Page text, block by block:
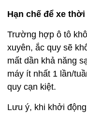
Hạn chế để xe
Trường hợp ô tô
xuyên, ắc quy sẽ
mất dần khả năng
máy ít nhất 1 lần/
quy cạn kiệt.
Lưu ý, khi khởi